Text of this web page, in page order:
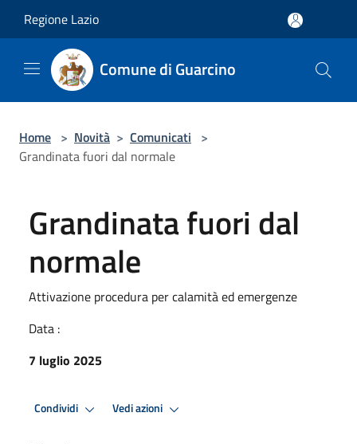
Regione Lazio
Comune di Guarcino
Home > Novità > Comunicati >
Grandinata fuori dal normale
Grandinata fuori dal
normale
Attivazione procedura per calamità ed emergenze
Data :
7 luglio 2025
Condividi Vedi azioni